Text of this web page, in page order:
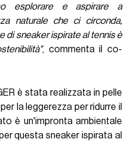
esplorare e aspirare a
naturale che ci circonda,
di sneaker ispirate al tennis è
, commenta il co-
è stata realizzata in pelle
la leggerezza per ridurre il
è un'impronta ambientale
questa sneaker ispirata al